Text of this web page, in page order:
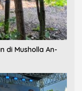
di Musholla An-